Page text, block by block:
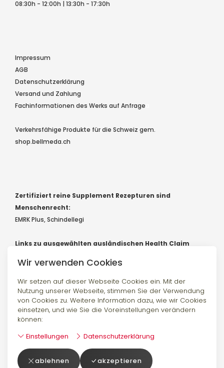
Wir verwenden Cookies
Wir setzen auf dieser Webseite Cookies ein. Mit der
Nutzung unserer Webseite, stimmen Sie der Verwendung
von Cookies zu. Weitere Information dazu, wie wir Cookies
einsetzen, und wie Sie die Voreinstellungen verändern
können:
Einstellungen
Datenschutzerklärung
ablehnen akzeptieren
08:30h - 12:00h | 13:30h - 17:30h
Impressum
AGB
Datenschutzerklärung
Versand und Zahlung
Fachinformationen des Werks auf Anfrage
Verkehrsfähige Produkte für die Schweiz gem.
shop.bellmeda.ch
Zertifiziert reine Supplement Rezepturen sind
Menschenrecht:
EMRK Plus, Schindellegi
Links zu ausgewählten ausländischen Health Claim
EU Healthclaim RegisterCanada LNHPD Database
Australia Foodstandards
USA Pubmed
England NutraIngredients
© 2024 Bellmeda.ch by EMRK Plus, Schindellegi -